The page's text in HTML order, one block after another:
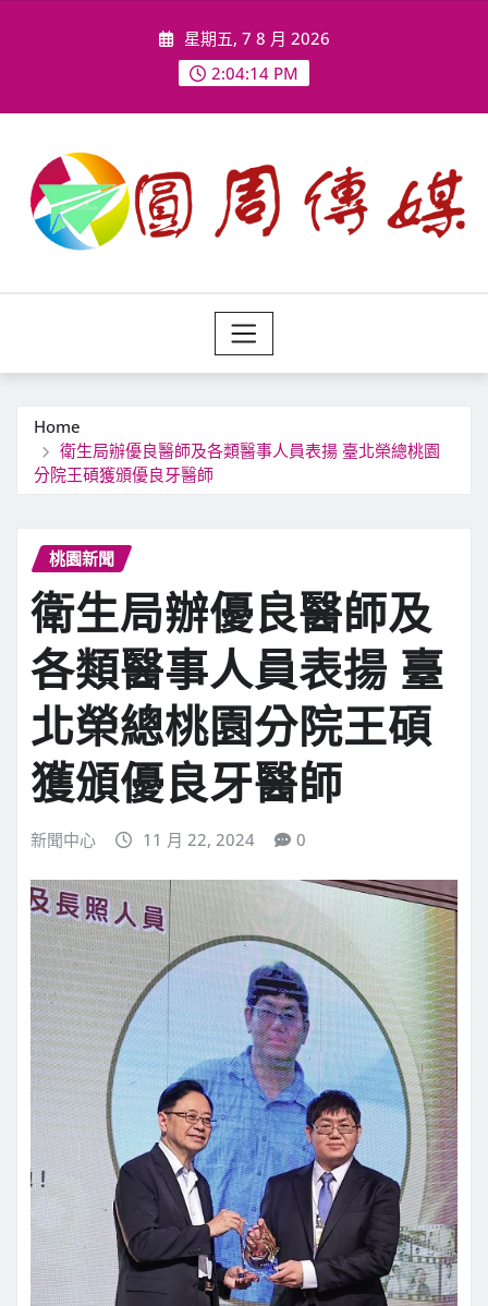
星期五, 7 8 月 2026
2:04:17 PM
Home
衛生局辦優良醫師及各類醫事人員表揚 臺北榮總桃園
分院王碩獲頒優良牙醫師
桃園新聞
衛生局辦優良醫師及
各類醫事人員表揚 臺
北榮總桃園分院王碩
獲頒優良牙醫師
新聞中心 11 月 22, 2024 0